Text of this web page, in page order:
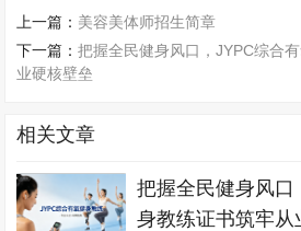
上一篇： 美容美体师招生简章
下一篇：把握全民健身风口，JYPC综合
业硬核壁垒
相关文章
把握全民健身风
身教练证书筑牢从